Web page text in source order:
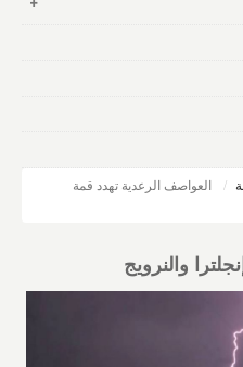
العواصف الرعدية تهدد قمة
والنرويج